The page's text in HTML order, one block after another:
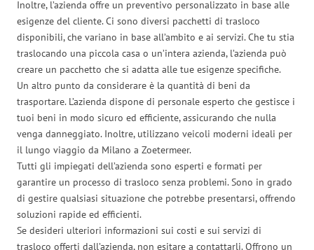
Inoltre, l’azienda offre un preventivo personalizzato in base alle
esigenze del cliente. Ci sono diversi pacchetti di trasloco
disponibili, che variano in base all’ambito e ai servizi. Che tu stia
traslocando una piccola casa o un’intera azienda, l’azienda può
creare un pacchetto che si adatta alle tue esigenze specifiche.
Un altro punto da considerare è la quantità di beni da
trasportare. L’azienda dispone di personale esperto che gestisce i
tuoi beni in modo sicuro ed efficiente, assicurando che nulla
venga danneggiato. Inoltre, utilizzano veicoli moderni ideali per
il lungo viaggio da Milano a Zoetermeer.
Tutti gli impiegati dell’azienda sono esperti e formati per
garantire un processo di trasloco senza problemi. Sono in grado
di gestire qualsiasi situazione che potrebbe presentarsi, offrendo
soluzioni rapide ed efficienti.
Se desideri ulteriori informazioni sui costi e sui servizi di
trasloco offerti dall’azienda, non esitare a contattarli. Offrono un